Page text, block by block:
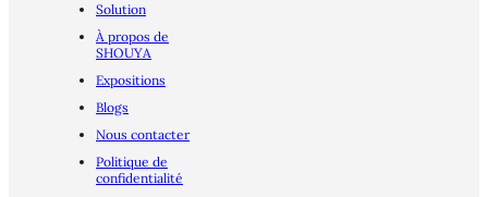
Solution
À propos de
SHOUYA
Expositions
Blogs
Nous contacter
Politique de
confidentialité